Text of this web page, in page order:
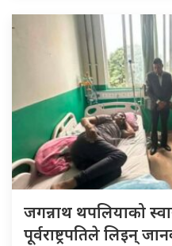
जगन्नाथ थपलियाको
पूर्वराष्ट्रपतिले लिइन्